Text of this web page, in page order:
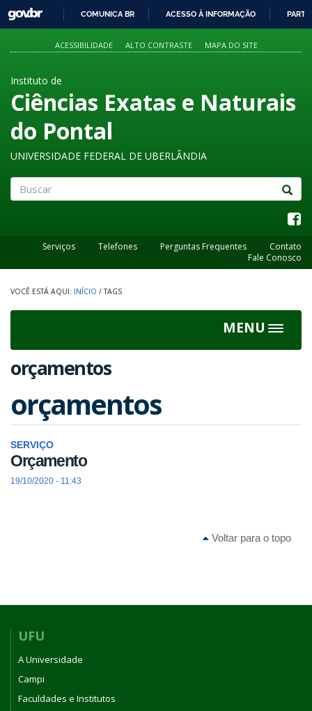
PARA
O
GOVBR
COMUNICA BR ACESSO À INFORMAÇÃO
ACESSIBILIDADE ALTO CONTRASTE MAPA DO SITE
Instituto de
Ciências Exatas e Naturais
do Pontal
UNIVERSIDADE FEDERAL DE UBERLÂNDIA
Serviços Telefones Perguntas Frequentes
Contato
Fale Conosco
INÍCIO / TAGS
MENU
Toggle
orçamentos
orçamentos
SERVIÇO
Orçamento
19/10/2020 - 11:43
Voltar para o topo
UFU
A Universidade
Campi
Faculdades e Institutos